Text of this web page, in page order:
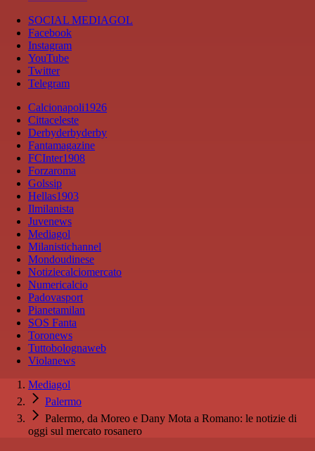
SOCIAL MEDIAGOL
Facebook
Instagram
YouTube
Twitter
Telegram
Calcionapoli1926
Cittaceleste
Derbyderbyderby
Fantamagazine
FCInter1908
Forzaroma
Golssip
Hellas1903
Ilmilanista
Juvenews
Mediagol
Milanistichannel
Mondoudinese
Notiziecalciomercato
Numericalcio
Padovasport
Pianetamilan
SOS Fanta
Toronews
Tuttobolognaweb
Violanews
Mediagol
Palermo
Palermo, da Moreo e Dany Mota a Romano: le notizie di
oggi sul mercato rosanero